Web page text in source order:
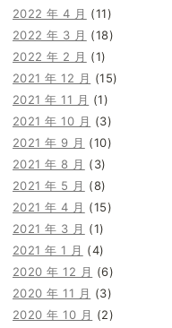
2022 年 4 月 (11)
2022 年 3 月 (18)
2022 年 2 月 (1)
2021 年 12 月 (15)
2021 年 11 月 (1)
2021 年 10 月 (3)
2021 年 9 月 (10)
2021 年 8 月 (3)
2021 年 5 月 (8)
2021 年 4 月 (15)
2021 年 3 月 (1)
2021 年 1 月 (4)
2020 年 12 月 (6)
2020 年 11 月 (3)
2020 年 10 月 (2)